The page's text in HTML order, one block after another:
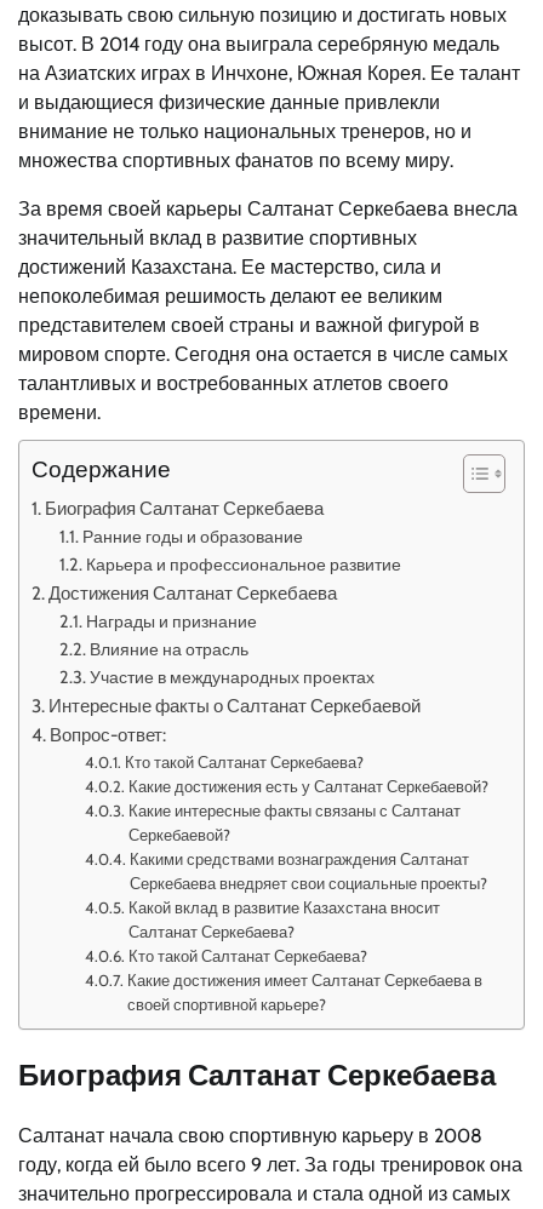
доказывать свою сильную позицию и достигать новых
высот. В 2014 году она выиграла серебряную медаль
на Азиатских играх в Инчхоне, Южная Корея. Ее талант
и выдающиеся физические данные привлекли
внимание не только национальных тренеров, но и
множества спортивных фанатов по всему миру.
За время своей карьеры Салтанат Серкебаева внесла
значительный вклад в развитие спортивных
достижений Казахстана. Ее мастерство, сила и
непоколебимая решимость делают ее великим
представителем своей страны и важной фигурой в
мировом спорте. Сегодня она остается в числе самых
талантливых и востребованных атлетов своего
времени.
Содержание
Биография Салтанат Серкебаева
Ранние годы и образование
Карьера и профессиональное развитие
Достижения Салтанат Серкебаева
Награды и признание
Влияние на отрасль
Участие в международных проектах
Интересные факты о Салтанат Серкебаевой
Вопрос-ответ:
Кто такой Салтанат Серкебаева?
Какие достижения есть у Салтанат Серкебаевой?
Какие интересные факты связаны с Салтанат
Серкебаевой?
Какими средствами вознаграждения Салтанат
Серкебаева внедряет свои социальные проекты?
Какой вклад в развитие Казахстана вносит
Салтанат Серкебаева?
Кто такой Салтанат Серкебаева?
Какие достижения имеет Салтанат Серкебаева в
своей спортивной карьере?
Биография Салтанат Серкебаева
Салтанат начала свою спортивную карьеру в 2008
году, когда ей было всего 9 лет. За годы тренировок она
значительно прогрессировала и стала одной из самых